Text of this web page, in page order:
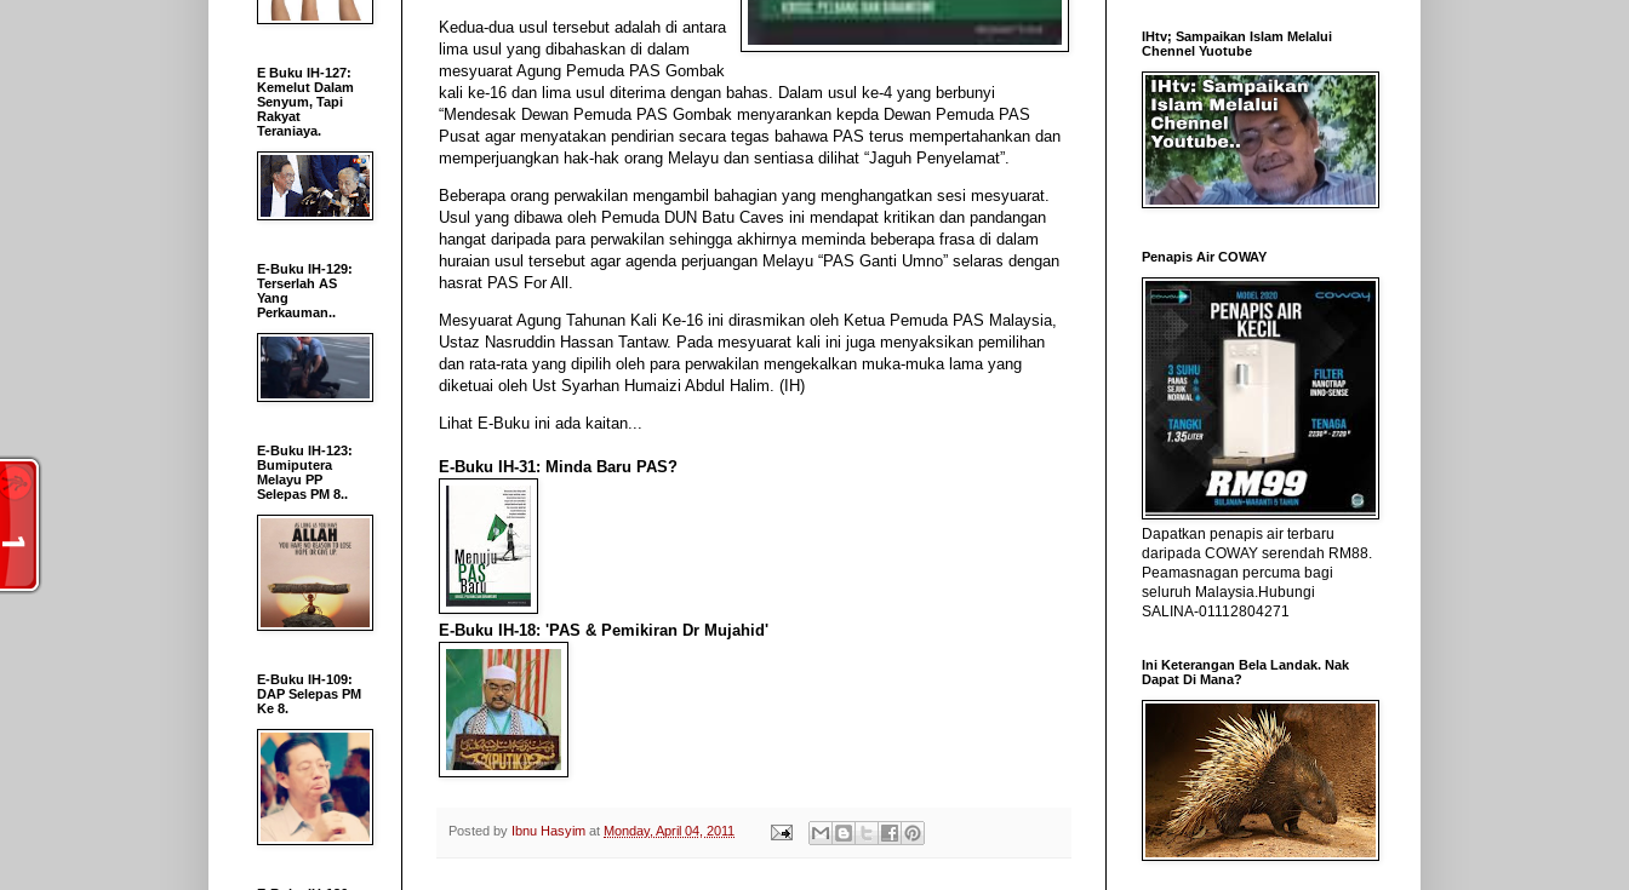
Kedua-dua usul tersebut adalah di antara
lima usul yang dibahaskan di dalam
mesyuarat Agung Pemuda PAS Gombak
kali ke-16 dan lima usul diterima dengan bahas. Dalam usul ke-4 yang berbunyi
“Mendesak Dewan Pemuda PAS Gombak menyarankan kepda Dewan Pemuda PAS
Pusat agar menyatakan pendirian secara tegas bahawa PAS terus mempertahankan dan
memperjuangkan hak-hak orang Melayu dan sentiasa dilihat “Jaguh Penyelamat”.
Beberapa orang perwakilan mengambil bahagian yang menghangatkan sesi mesyuarat.
Usul yang dibawa oleh Pemuda DUN Batu Caves ini mendapat kritikan dan pandangan
hangat daripada para perwakilan sehingga akhirnya meminda beberapa frasa di dalam
huraian usul tersebut agar agenda perjuangan Melayu “PAS Ganti Umno” selaras dengan
hasrat PAS For All.
Mesyuarat Agung Tahunan Kali Ke-16 ini dirasmikan oleh Ketua Pemuda PAS Malaysia,
Ustaz Nasruddin Hassan Tantaw. Pada mesyuarat kali ini juga menyaksikan pemilihan
dan rata-rata yang dipilih oleh para perwakilan mengekalkan muka-muka lama yang
diketuai oleh Ust Syarhan Humaizi Abdul Halim. (IH)
Lihat E-Buku ini ada kaitan...
E-Buku IH-31: Minda Baru PAS?
E-Buku IH-18: 'PAS & Pemikiran Dr Mujahid'
Posted by Ibnu Hasyim at Monday, April 04, 2011
E Buku IH-127:
Kemelut Dalam
Senyum, Tapi
Rakyat
Teraniaya.
E-Buku IH-129:
Terserlah AS
Yang
Perkauman..
E-Buku IH-123:
Bumiputera
Melayu PP
Selepas PM 8..
E-Buku IH-109:
DAP Selepas PM
Ke 8.
IHtv; Sampaikan Islam Melalui
Chennel Yuotube
Penapis Air COWAY
Dapatkan penapis air terbaru
daripada COWAY serendah RM88.
Peamasnagan percuma bagi
seluruh Malaysia.Hubungi
SALINA-01112804271
Ini Keterangan Bela Landak. Nak
Dapat Di Mana?